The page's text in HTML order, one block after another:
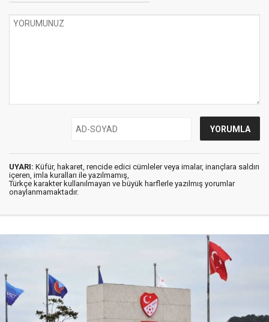
UYARI: Küfür, hakaret, rencide edici cümleler veya imalar, inançlara saldırı
içeren, imla kuralları ile yazılmamış,
Türkçe karakter kullanılmayan ve büyük harflerle yazılmış yorumlar
onaylanmamaktadır.